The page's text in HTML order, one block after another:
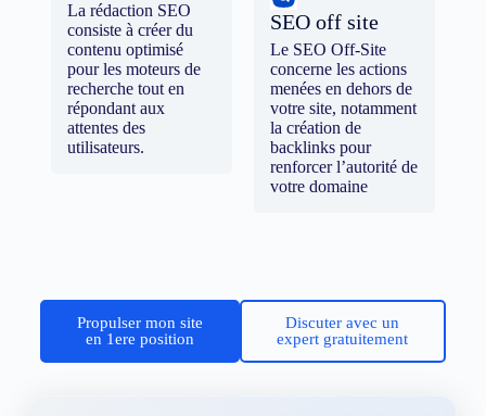
La rédaction SEO
consiste à créer du
contenu optimisé
pour les moteurs de
recherche tout en
répondant aux
attentes des
utilisateurs.
SEO off site
Le SEO Off-Site
concerne les actions
menées en dehors de
votre site, notamment
la création de
backlinks pour
renforcer l’autorité de
votre domaine
Propulser mon site
en 1ere position
Discuter avec un
expert gratuitement